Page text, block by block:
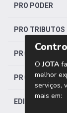
PRO PODER
PRO TRIBUTOS
PRO
PRO SAÚDE
EDITORIAS